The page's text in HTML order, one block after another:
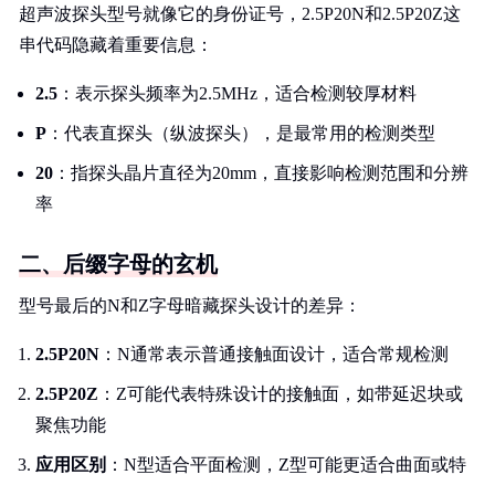
超声波探头型号就像它的身份证号，2.5P20N和2.5P20Z这
串代码隐藏着重要信息：
2.5 ：表示探头频率为2.5MHz，适合检测较厚材料
P ：代表直探头（纵波探头），是最常用的检测类型
20 ：指探头晶片直径为20mm，直接影响检测范围和分辨
率
二、后缀字母的玄机
型号最后的N和Z字母暗藏探头设计的差异：
2.5P20N ：N通常表示普通接触面设计，适合常规检测
2.5P20Z ：Z可能代表特殊设计的接触面，如带延迟块或
聚焦功能
应用区别 ：N型适合平面检测，Z型可能更适合曲面或特